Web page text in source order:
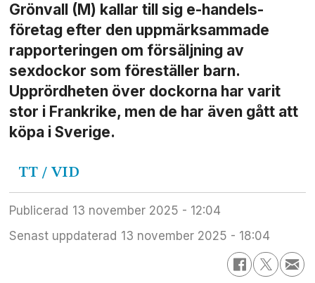
Grönvall (M) kallar till sig e-handels­
företag efter den uppmärksammade
rapporteringen om försäljning av
sexdockor som föreställer barn.
Upprördheten över dockorna har varit
stor i Frankrike, men de har även gått att
köpa i Sverige.
TT / VID
Publicerad
13 november 2025 - 12:04
Senast uppdaterad
13 november 2025 - 18:04